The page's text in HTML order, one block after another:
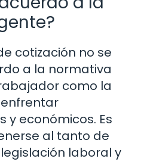
cotización no se
a la normativa
como la
y económicos. Es
al tanto de
laboral y